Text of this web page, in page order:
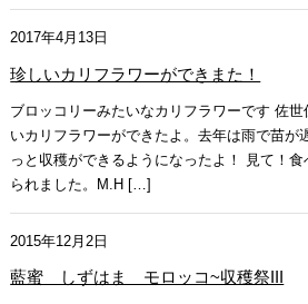
2017年4月13日
珍しいカリフラワーができまた！
ブロッコリーみたいなカリフラワーです 佐
いカリフラワーができたよ。去年は雨で苗が
っと収穫ができるようになったよ！ 見て！
られました。M.H […]
2015年12月2日
藍蜜 しずはま モロッコ~収穫祭III